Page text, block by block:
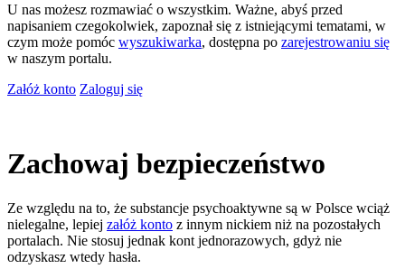
U nas możesz rozmawiać o wszystkim. Ważne, abyś przed
napisaniem czegokolwiek, zapoznał się z istniejącymi tematami, w
czym może pomóc wyszukiwarka, dostępna po zarejestrowaniu się
w naszym portalu.
Załóż konto Zaloguj się
Zachowaj bezpieczeństwo
Ze względu na to, że substancje psychoaktywne są w Polsce wciąż
nielegalne, lepiej załóż konto z innym nickiem niż na pozostałych
portalach. Nie stosuj jednak kont jednorazowych, gdyż nie
odzyskasz wtedy hasła.